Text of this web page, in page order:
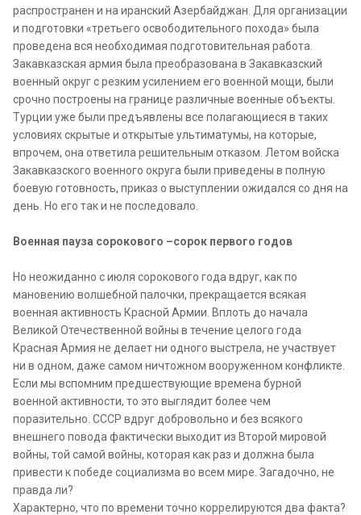
распространен и на иранский Азербайджан. Для организации
и подготовки «третьего освободительного похода» была
проведена вся необходимая подготовительная работа.
Закавказская армия была преобразована в Закавказский
военный округ с резким усилением его военной мощи, были
срочно построены на границе различные военные объекты.
Турции уже были предъявлены все полагающиеся в таких
условиях скрытые и открытые ультиматумы, на которые,
впрочем, она ответила решительным отказом. Летом войска
Закавказского военного округа были приведены в полную
боевую готовность, приказ о выступлении ожидался со дня на
день. Но его так и не последовало.
Военная пауза сорокового –сорок первого годов
Но неожиданно с июля сорокового года вдруг, как по
мановению волшебной палочки, прекращается всякая
военная активность Красной Армии. Вплоть до начала
Великой Отечественной войны в течение целого года
Красная Армия не делает ни одного выстрела, не участвует
ни в одном, даже самом ничтожном вооруженном конфликте.
Если мы вспомним предшествующие времена бурной
военной активности, то это выглядит более чем
поразительно. СССР вдруг добровольно и без всякого
внешнего повода фактически выходит из Второй мировой
войны, той самой войны, которая как раз и должна была
привести к победе социализма во всем мире. Загадочно, не
правда ли?
Характерно, что по времени точно коррелируются два факта?